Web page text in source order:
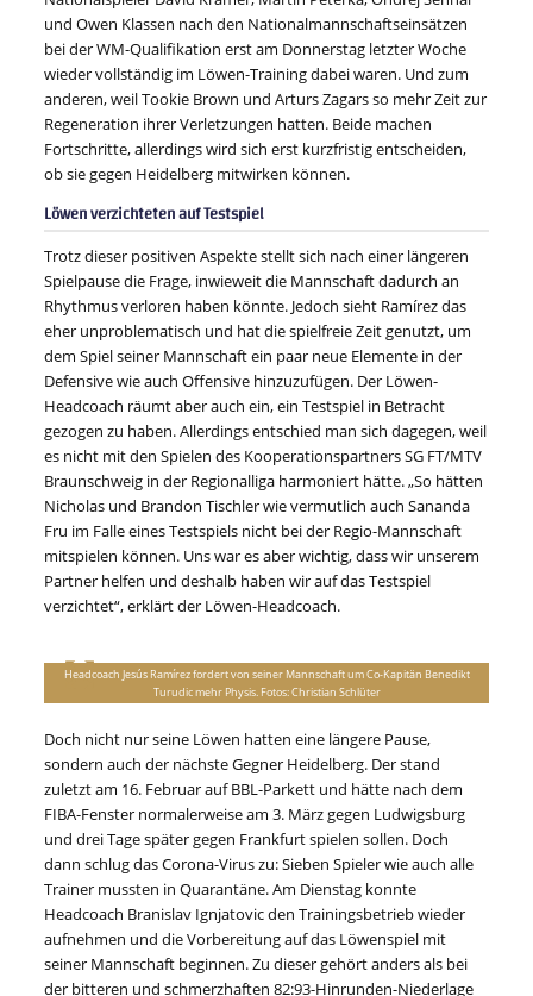
und Owen Klassen nach den Nationalmannschaftseinsätzen
bei der WM-Qualifikation erst am Donnerstag letzter Woche
wieder vollständig im Löwen-Training dabei waren. Und zum
anderen, weil Tookie Brown und Arturs Zagars so mehr Zeit zur
Regeneration ihrer Verletzungen hatten. Beide machen
Fortschritte, allerdings wird sich erst kurzfristig entscheiden,
ob sie gegen Heidelberg mitwirken können.
Löwen verzichteten auf Testspiel
Trotz dieser positiven Aspekte stellt sich nach einer längeren
Spielpause die Frage, inwieweit die Mannschaft dadurch an
Rhythmus verloren haben könnte. Jedoch sieht Ramírez das
eher unproblematisch und hat die spielfreie Zeit genutzt, um
dem Spiel seiner Mannschaft ein paar neue Elemente in der
Defensive wie auch Offensive hinzuzufügen. Der Löwen-
Headcoach räumt aber auch ein, ein Testspiel in Betracht
gezogen zu haben. Allerdings entschied man sich dagegen, weil
es nicht mit den Spielen des Kooperationspartners SG FT/MTV
Braunschweig in der Regionalliga harmoniert hätte. „So hätten
Nicholas und Brandon Tischler wie vermutlich auch Sananda
Fru im Falle eines Testspiels nicht bei der Regio-Mannschaft
mitspielen können. Uns war es aber wichtig, dass wir unserem
Partner helfen und deshalb haben wir auf das Testspiel
verzichtet“, erklärt der Löwen-Headcoach.
Headcoach Jesús Ramírez fordert von seiner Mannschaft um Co-Kapitän Benedikt
Turudic mehr Physis. Fotos: Christian Schlüter
Doch nicht nur seine Löwen hatten eine längere Pause,
sondern auch der nächste Gegner Heidelberg. Der stand
zuletzt am 16. Februar auf BBL-Parkett und hätte nach dem
FIBA-Fenster normalerweise am 3. März gegen Ludwigsburg
und drei Tage später gegen Frankfurt spielen sollen. Doch
dann schlug das Corona-Virus zu: Sieben Spieler wie auch alle
Trainer mussten in Quarantäne. Am Dienstag konnte
Headcoach Branislav Ignjatovic den Trainingsbetrieb wieder
aufnehmen und die Vorbereitung auf das Löwenspiel mit
seiner Mannschaft beginnen. Zu dieser gehört anders als bei
der bitteren und schmerzhaften 82:93-Hinrunden-Niederlage